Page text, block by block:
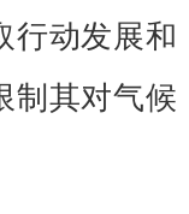
行动发展和
制其对气候